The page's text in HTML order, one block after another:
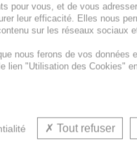
femme, homme,
pour vous, et de vous
leur efficacité. Elles nous
sur les réseaux sociaux
nous ferons de vos données
lien "Utilisation des Cookies"
Tout refuser